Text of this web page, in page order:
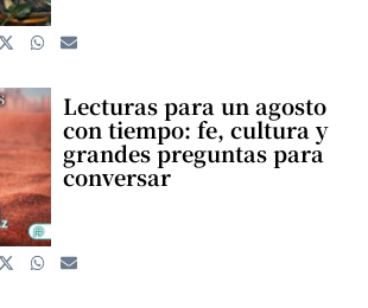
Lecturas para un agosto
con tiempo: fe, cultura y
grandes preguntas para
conversar